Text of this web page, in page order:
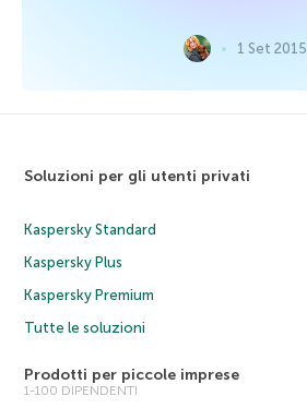
1 Set 2015
Soluzioni per gli utenti privati
Kaspersky Standard
Kaspersky Plus
Kaspersky Premium
Tutte le soluzioni
Prodotti per piccole imprese
1-100 DIPENDENTI